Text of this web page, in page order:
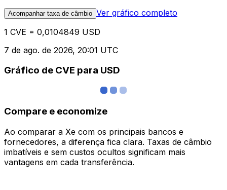
Acompanhar taxa de câmbio Ver gráfico completo
1 CVE = 0,0104849 USD
7 de ago. de 2026, 20:01 UTC
Gráfico de CVE para USD
Compare e economize
Ao comparar a Xe com os principais bancos e
fornecedores, a diferença fica clara. Taxas de câmbio
imbatíveis e sem custos ocultos significam mais
vantagens em cada transferência.